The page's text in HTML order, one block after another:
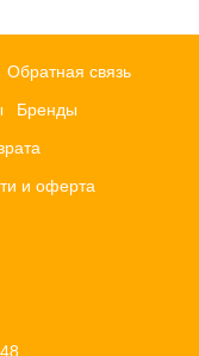
Обратная связь
Бренды
и оферта